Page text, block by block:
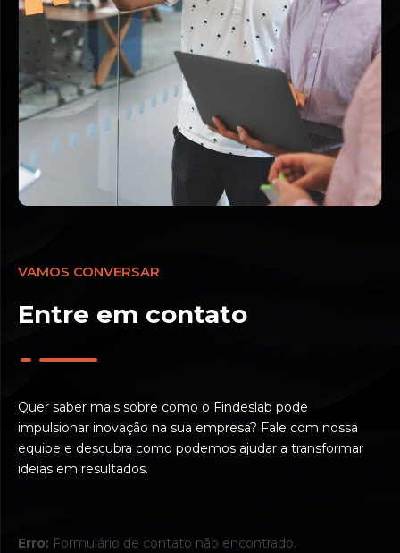
VAMOS CONVERSAR
Entre em contato
Quer saber mais sobre como o Findeslab pode
impulsionar inovação na sua empresa? Fale com nossa
equipe e descubra como podemos ajudar a transformar
ideias em resultados.
Erro: Formulário de contato não encontrado.